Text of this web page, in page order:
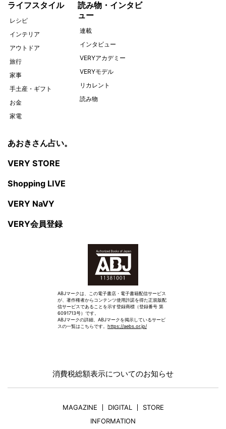
ライフスタイル
レシピ
インテリア
アウトドア
旅行
家事
手土産・ギフト
お金
家電
読み物・インタビ
ュー
連載
インタビュー
VERYアカデミー
VERYモデル
リカレント
読み物
あおきさん占い。
VERY STORE
Shopping LIVE
VERY NaVY
VERY会員登録
ABJマークは、この電子書店・電子書籍配信サービス
が、著作権者からコンテンツ使用許諾を得た正規版配
信サービスであることを示す登録商標（登録番号 第
6091713号）です。
ABJマークの詳細、ABJマークを掲示しているサービ
スの一覧はこちらです。 https://aebs.or.jp/
消費税総額表示についてのお知らせ
MAGAZINE DIGITAL
STORE
INFORMATION